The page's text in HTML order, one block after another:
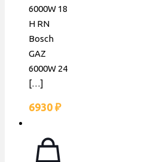
6000W 18
H RN
Bosch
GAZ
6000W 24
[…]
6930 ₽